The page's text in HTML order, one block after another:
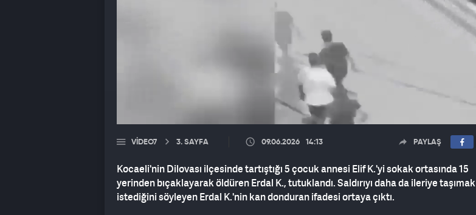
VIDEO7 3. SAYFA 09.06.2026 14:13 PAYLAŞ
Kocaeli'nin Dilovası ilçesinde tartıştığı 5 çocuk annesi Elif K.'yi sokak ortasında 15
yerinden bıçaklayarak öldüren Erdal K., tutuklandı. Saldırıyı daha da ileriye taşımak
istediğini söyleyen Erdal K.'nin kan donduran ifadesi ortaya çıktı.